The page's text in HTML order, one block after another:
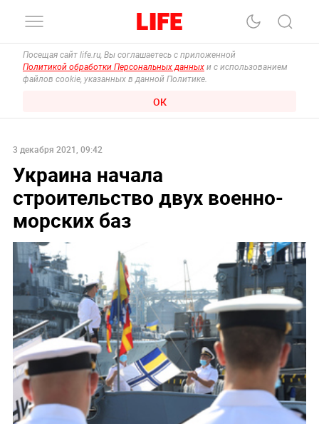
Посещая сайт life.ru, Вы соглашаетесь с приложенной
Политикой обработки Персональных данных и с использованием
файлов cookie, указанных в данной Политике.
ОК
3 декабря 2021, 09:42
Украина начала
строительство двух военно-
морских баз